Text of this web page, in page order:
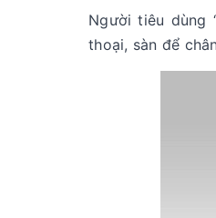
Người tiêu dùng
thoại, sàn để